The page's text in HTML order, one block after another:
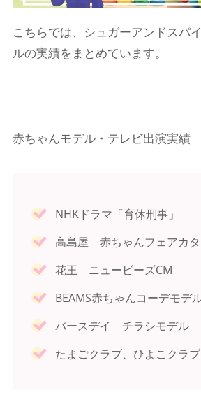
こちらでは、シュガーアンドスパ
ルの実績をまとめています。
赤ちゃんモデル・テレビ出演実績
NHKドラマ「育休刑事」
高島屋 赤ちゃんフェアカ
花王 ニュービーズCM
BEAMS赤ちゃんコーデモデ
バースデイ チラシモデル
たまごクラブ、ひよこク